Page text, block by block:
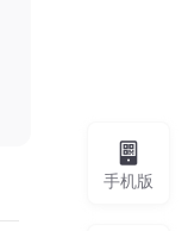
手机版